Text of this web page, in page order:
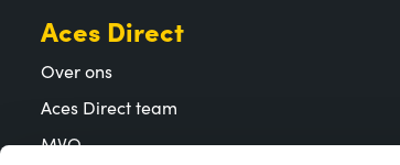
Aces Direct
Over ons
Aces Direct team
MVO